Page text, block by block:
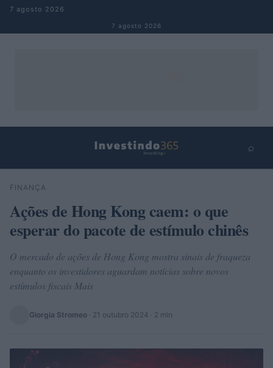
Pular para o conteúdo
7 agosto 2026
7 agosto 2026
⌕
Buscar
FINANÇA
Ações de Hong Kong caem: o que
esperar do pacote de estímulo chinês
O mercado de ações de Hong Kong mostra sinais de fraqueza
enquanto os investidores aguardam notícias sobre novos
estímulos fiscais Mais
Giorgia Stromeo · 21 outubro 2024 · 2 min